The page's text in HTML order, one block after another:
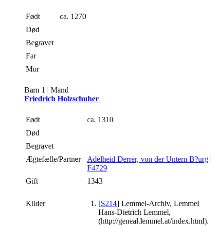
Født
ca. 1270
Død
Begravet
Far
Mor
Barn 1 | Mand
Friedrich Holzschuher
Født
ca. 1310
Død
Begravet
Ægtefælle/Partner
Adelheid Derrer, von der Untern B?urg |
F4729
Gift
1343
Kilder [S214] Lemmel-Archiv, Lemmel
Hans-Dietrich Lemmel,
(http://geneal.lemmel.at/index.html).